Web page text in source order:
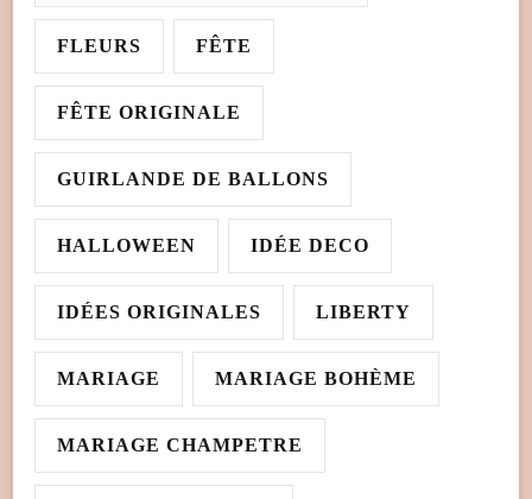
FLEURS FÊTE
FÊTE ORIGINALE
GUIRLANDE DE BALLONS
HALLOWEEN IDÉE DECO
IDÉES ORIGINALES LIBERTY
MARIAGE MARIAGE BOHÈME
MARIAGE CHAMPETRE